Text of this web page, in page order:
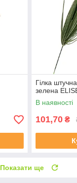
Гілка
зелена
В наявності
101,70 ₴
Показати ще